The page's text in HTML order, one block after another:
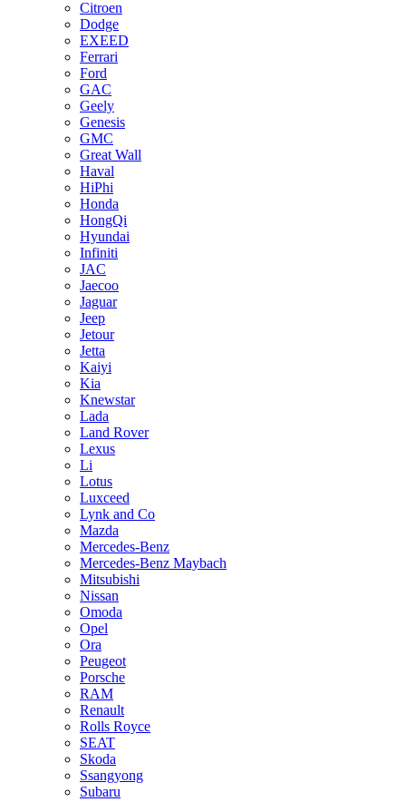
Citroen
Dodge
EXEED
Ferrari
Ford
GAC
Geely
Genesis
GMC
Great Wall
Haval
HiPhi
Honda
HongQi
Hyundai
Infiniti
JAC
Jaecoo
Jaguar
Jeep
Jetour
Jetta
Kaiyi
Kia
Knewstar
Lada
Land Rover
Lexus
Li
Lotus
Luxceed
Lynk and Co
Mazda
Mercedes-Benz
Mercedes-Benz Maybach
Mitsubishi
Nissan
Omoda
Opel
Ora
Peugeot
Porsche
RAM
Renault
Rolls Royce
SEAT
Skoda
Ssangyong
Subaru